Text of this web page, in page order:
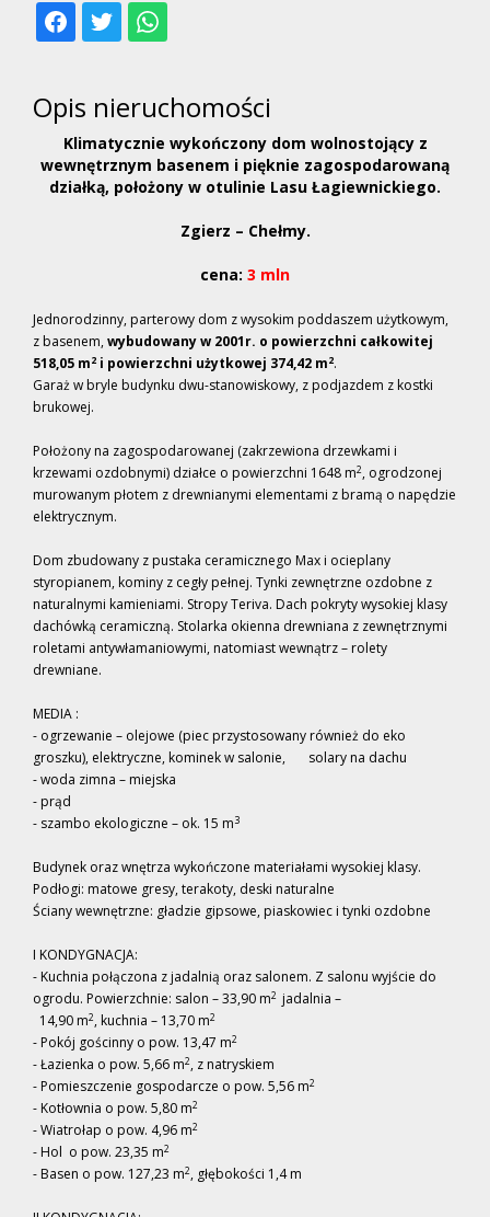
Opis nieruchomości
Klimatycznie wykończony dom wolnostojący z
wewnętrznym basenem i pięknie zagospodarowaną
działką, położony w otulinie Lasu Łagiewnickiego.
Zgierz – Chełmy.
cena: 3 mln
Jednorodzinny, parterowy dom z wysokim poddaszem użytkowym,
z basenem,wybudowany w 2001r. o powierzchni całkowitej
518,05 m2 i powierzchni użytkowej 374,42 m2.
Garaż w bryle budynku dwu-stanowiskowy, z podjazdem z kostki
brukowej.
Położony na zagospodarowanej (zakrzewiona drzewkami i
krzewami ozdobnymi) działce o powierzchni 1648 m2, ogrodzonej
murowanym płotem z drewnianymi elementami z bramą o napędzie
elektrycznym.
Dom zbudowany z pustaka ceramicznego Max i ocieplany
styropianem, kominy z cegły pełnej. Tynki zewnętrzne ozdobne z
naturalnymi kamieniami. Stropy Teriva. Dach pokryty wysokiej klasy
dachówką ceramiczną. Stolarka okienna drewniana z zewnętrznymi
roletami antywłamaniowymi, natomiast wewnątrz – rolety
drewniane.
MEDIA :
- ogrzewanie – olejowe (piec przystosowany również do eko
groszku), elektryczne, kominek w salonie, solary na dachu
- woda zimna – miejska
- prąd
- szambo ekologiczne – ok. 15 m3
Budynek oraz wnętrza wykończone materiałami wysokiej klasy.
Podłogi: matowe gresy, terakoty, deski naturalne
Ściany wewnętrzne: gładzie gipsowe, piaskowiec i tynki ozdobne
I KONDYGNACJA:
- Kuchnia połączona z jadalnią oraz salonem. Z salonu wyjście do
ogrodu. Powierzchnie: salon – 33,90 m2 jadalnia –
14,90 m2, kuchnia – 13,70 m2
- Pokój gościnny o pow. 13,47 m2
- Łazienka o pow. 5,66 m2, z natryskiem
- Pomieszczenie gospodarcze o pow. 5,56 m2
- Kotłownia o pow. 5,80 m2
- Wiatrołap o pow. 4,96 m2
- Hol o pow. 23,35 m2
- Basen o pow. 127,23 m2, głębokości 1,4 m